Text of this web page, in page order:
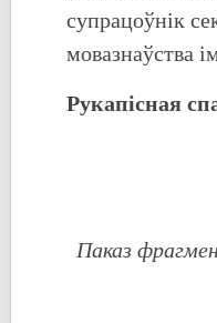
супрацоўнік
мовазнаўства
Рукапісная
Паказ